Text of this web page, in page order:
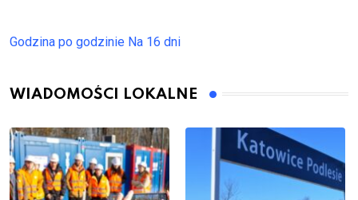
Godzina po godzinie Na 16 dni
WIADOMOŚCI LOKALNE